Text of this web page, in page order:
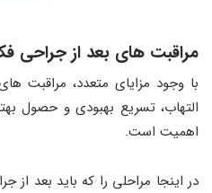
مراقبت های بعد از جراحی
با وجود مزایای متعدد، مراقبت
التهاب، تسریع بهبودی و حصول
اهمیت است.
در اینجا مراحلی را که باید بعد از